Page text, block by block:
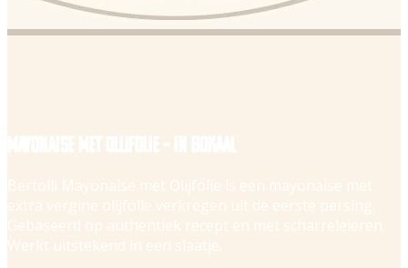
Mayonaise met olijfolie – in bokaal
Bertolli Mayonaise met Olijfolie is een mayonaise met
extra vergine olijfolie verkregen uit de eerste persing.
Gebaseerd op authentiek recept en met scharreleieren.
Werkt uitstekend in een slaatje.